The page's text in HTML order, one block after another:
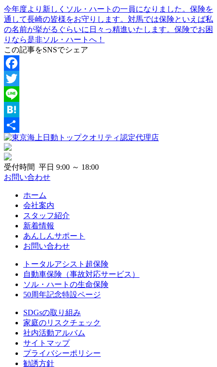
今年度より新しくソル・ハートの一員になりました。保険を
通して長崎の皆様をお守りします。対馬では保険といえば私
の名前が挙がるぐらいに日々っ精進いたします。保険でお困
りなら是非ソル・ハートへ！
この記事をSNSでシェア
Facebook
Twitter
Line
Hatena
共
有
受付時間 平日 9:00 ～ 18:00
お問い合わせ
ホーム
会社案内
スタッフ紹介
新着情報
あんしんサポート
お問い合わせ
トータルアシスト超保険
自動車保険（事故対応サービス）
ソル・ハートの生命保険
50周年記念特設ページ
SDGsの取り組み
家庭のリスクチェック
社内活動アルバム
サイトマップ
プライバシーポリシー
勧誘方針